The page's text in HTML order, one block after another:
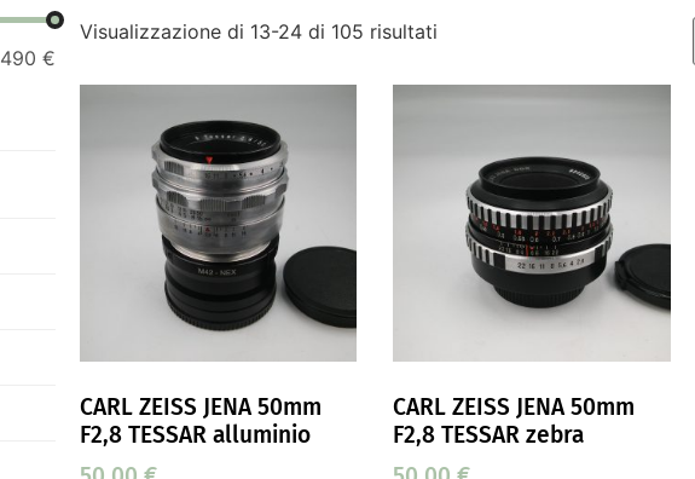
€
Visualizzazione di 13-24 di 105 risultati
CARL ZEISS JENA 50mm
F2,8 TESSAR alluminio
CARL ZEISS JENA 50mm
F2,8 TESSAR zebra